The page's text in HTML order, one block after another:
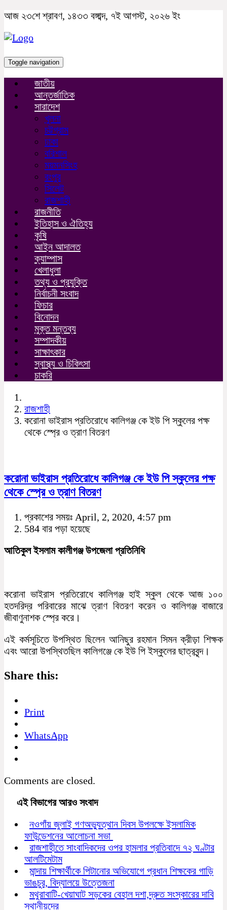
আজ ২৩শে শ্রাবণ, ১৪৩৩ বঙ্গাব্দ, ৭ই আগস্ট, ২০২৬ ইং
Toggle navigation
জাতীয়
আন্তর্জাতিক
সারাদেশ
খুলনা
চট্টগ্রাম
ঢাকা
বরিশাল
ময়মনসিংহ
রংপুর
সিলেট
রাজশাহী
রাজনীতি
ইতিহাস ও ঐতিহ্য
কৃষি
আইন আদালত
ক্যাম্পাস
খেলাধুলা
তথ্য ও প্রযুক্তি
নির্বাচনী সংবাদ
ফিচার
বিনোদন
মুক্ত মন্তব্য
সম্পাদকীয়
সাক্ষাৎকার
স্বাস্থ্য ও চিকিৎসা
চাকরি
রাজশাহী
করোনা ভাইরাস প্রতিরোধে কালিগঞ্জ কে ইউ পি স্কুলের পক্ষ
থেকে স্প্রে ও ত্রাণ বিতরণ
করোনা ভাইরাস প্রতিরোধে কালিগঞ্জ কে ইউ পি স্কুলের পক্ষ
থেকে স্প্রে ও ত্রাণ বিতরণ
প্রকাশের সময়ঃ April, 2, 2020, 4:57 pm
584 বার পড়া হয়েছে
আতিকুল ইসলাম কালীগঞ্জ উপজেলা প্রতিনিধি
করোনা ভাইরাস প্রতিরোধে কালিগঞ্জ হাই স্কুল থেকে আজ ১০০
হতদরিদ্র পরিবারের মাঝে ত্রাণ বিতরণ করেন ও কালিগঞ্জ বাজারে
জীবাণুনাশক স্প্রে করে।
এই কর্মসূচিতে উপস্থিত ছিলেন আনিছুর রহমান সিমন ক্রীড়া শিক্ষক
এবং আরো উপস্থিতছিল কালিগঞ্জে কে ইউ পি ইস্কুলের ছাত্রবৃন্দ।
Share this:
Print
WhatsApp
Comments are closed.
এই বিভাগের আরও সংবাদ
নওগাঁয় জুলাই গণঅভ্যুত্থান দিবস উপলক্ষে ইসলামিক
ফাউন্ডেশনের আলোচনা সভা
রাজশাহীতে সাংবাদিকদের ওপর হামলার প্রতিবাদে ৭২ ঘণ্টার
আলটিমেটাম
মান্দায় শিক্ষার্থীকে পিটানোর অভিযোগে প্রধান শিক্ষকের গাড়ি
ভাঙচুর, বিদ্যালয়ে উত্তেজনা
মথুরাবাটি-খেয়াঘাট সড়কের বেহাল দশা,দ্রুত সংস্কারের দাবি
স্থানীয়দের